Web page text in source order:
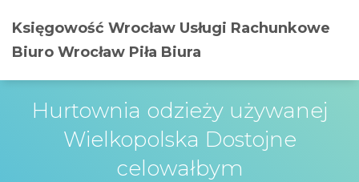
Księgowość Wrocław Usługi Rachunkowe
Biuro Wrocław Piła Biura
Hurtownia odzieży używanej
Wielkopolska Dostojne
celowałbym